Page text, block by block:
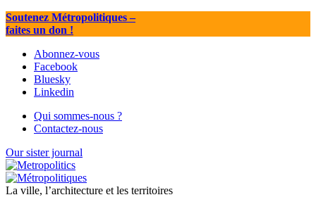
Soutenez Métropolitiques–
faites un don !
Abonnez-vous
Facebook
Bluesky
Linkedin
Qui sommes-nous ?
Contactez-nous
Our sister journal
La ville, l’architecture et les territoires